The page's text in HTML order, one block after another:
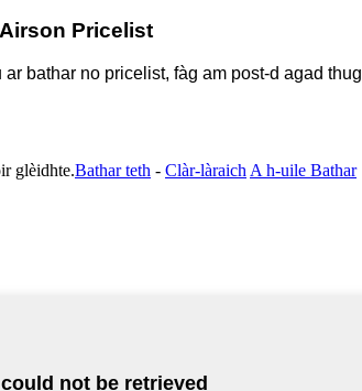
Pricelist
bathar no pricelist, fàg am post-d agad
glèidhte.Bathar teth - Clàr-làraich A h-uile Bathar